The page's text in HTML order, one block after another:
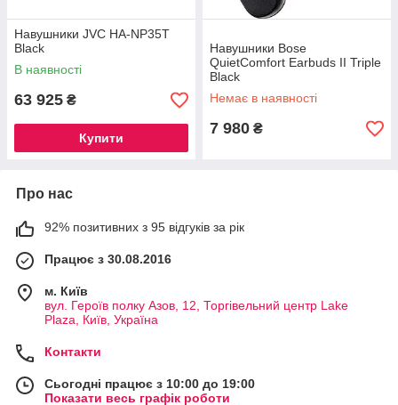
Навушники JVC HA-NP35T
Black
В наявності
63 925 ₴
Купити
Навушники Bose
QuietComfort Earbuds II Triple
Black
Немає в наявності
7 980 ₴
Про нас
92% позитивних з 95 відгуків за рік
Працює з 30.08.2016
м. Київ
вул. Героїв полку Азов, 12, Торгівельний центр Lake
Plaza, Київ, Україна
Контакти
Сьогодні працює з 10:00 до 19:00
Показати весь графік роботи